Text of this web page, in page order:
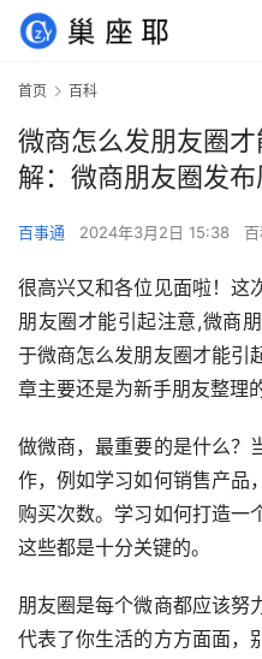
首页 百科
微商怎么发朋友圈
解：微商朋友圈发
百事通 2024年3月2日 15:38
很高兴又和各位见面啦！这
朋友圈才能引起注意,微商
于微商怎么发朋友圈才能引
章主要还是为新手朋友整理
做微商，最重要的是什么？
作，例如学习如何销售产品
购买次数。学习如何打造一
这些都是十分关键的。
朋友圈是每个微商都应该努
代表了你生活的方方面面，